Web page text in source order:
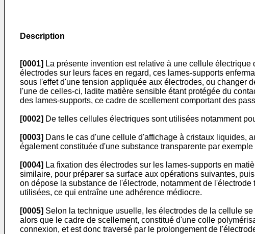
Description
[0001] La présente invention est relative à une cellule
électrodes sur leurs faces en regard, ces lames-supports
sous l'effet d'une tension appliquée aux électrodes, ou changer
l'une de celles-ci, ladite matière sensible étant protégée du
des lames-supports, ce cadre de scellement comportant des
[0002] De telles cellules électriques sont utilisées notamment
[0003] Dans le cas d'une cellule d'affichage à cristaux liquides,
également constituée d'une substance transparente par
[0004] La fixation des électrodes sur les lames-supports en
similaire, pour préparer sa surface aux opérations suivantes,
on dépose la substance de l'électrode, notamment de
utilisées, ce qui entraîne une adhérence médiocre.
[0005] Selon la technique usuelle, les électrodes de la cellule
alors que le cadre de scellement, constitué d'une colle
connexion, et est donc traversé par le prolongement de